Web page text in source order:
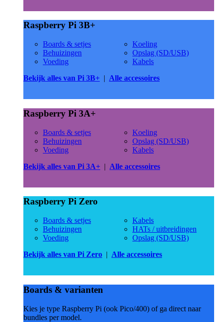
Raspberry Pi 3B+
Boards & setjes
Behuizingen
Voeding
Koeling
Opslag (SD/USB)
Kabels
Bekijk alles van Pi 3B+ | Alle accessoires
Raspberry Pi 3A+
Boards & setjes
Behuizingen
Voeding
Koeling
Opslag (SD/USB)
Kabels
Bekijk alles van Pi 3A+ | Alle accessoires
Raspberry Pi Zero
Boards & setjes
Behuizingen
Voeding
Kabels
HATs / uitbreidingen
Opslag (SD/USB)
Bekijk alles van Pi Zero | Alle accessoires
Boards & varianten
Kies je type Raspberry Pi (ook Pico/400) of ga direct naar
bundles per model.